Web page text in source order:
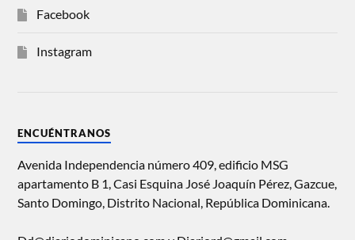
Facebook
Instagram
ENCUÉNTRANOS
Avenida Independencia número 409, edificio MSG
apartamento B 1, Casi Esquina José Joaquín Pérez, Gazcue,
Santo Domingo, Distrito Nacional, República Dominicana.